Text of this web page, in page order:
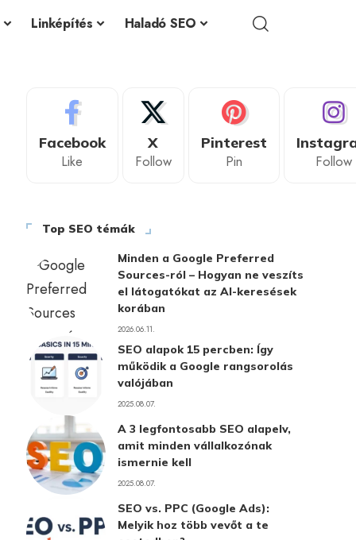
Linképítés Haladó SEO
Facebook
Like
X
Follow
Pinterest
Pin Follow
Top SEO témák
Minden a Google Preferred
Sources-ról – Hogyan ne veszíts
el látogatókat az AI-keresések
korában
2026.06.11.
SEO alapok 15 percben: Így
működik a Google rangsorolás
valójában
2025.08.07.
A 3 legfontosabb SEO alapelv,
amit minden vállalkozónak
ismernie kell
2025.08.07.
SEO vs. PPC (Google Ads):
Melyik hoz több vevőt a te